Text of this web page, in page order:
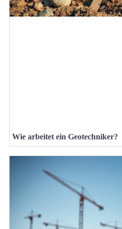
Wie arbeitet ein Geotechniker?